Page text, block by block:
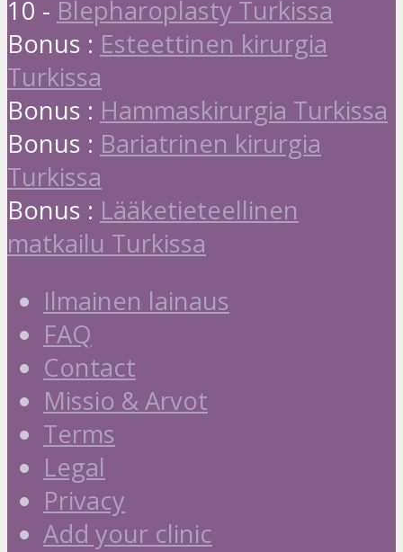
10 - Blepharoplasty Turkissa
Bonus : Esteettinen kirurgia
Turkissa
Bonus : Hammaskirurgia Turkissa
Bonus : Bariatrinen kirurgia
Turkissa
Bonus : Lääketieteellinen
matkailu Turkissa
Ilmainen lainaus
FAQ
Contact
Missio & Arvot
Terms
Legal
Privacy
Add your clinic